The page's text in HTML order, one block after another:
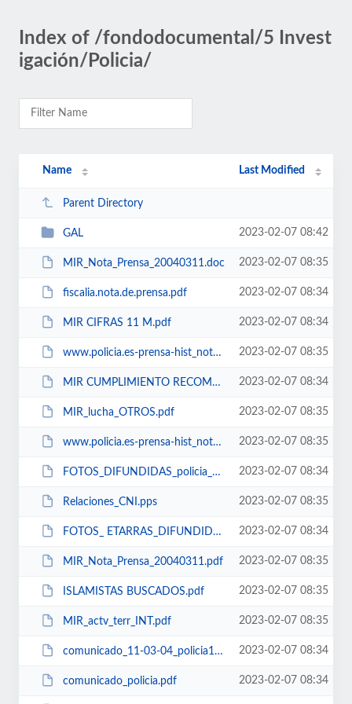
Index of /fondodocumental/5 Invest
igación/Policia/
Name Last Modified
Parent Directory
GAL 2023-02-07 08:42
MIR_Nota_Prensa_20040311.doc 2023-02-07 08:35
fiscalia.nota.de.prensa.pdf 2023-02-07 08:34
MIR CIFRAS 11 M.pdf 2023-02-07 08:34
www.policia.es-prensa-hist_nota_pren-040727_2.pdf 2023-02-07 08:35
MIR CUMPLIMIENTO RECOMENDACIONES.pdf 2023-02-07 08:34
MIR_lucha_OTROS.pdf 2023-02-07 08:35
www.policia.es-prensa-hist_nota_pren-040826_1.pdf 2023-02-07 08:35
FOTOS_DIFUNDIDAS_policia_31-03-2004.pdf 2023-02-07 08:34
Relaciones_CNI.pps 2023-02-07 08:35
FOTOS_ ETARRAS_DIFUNDIDASEMAIL.pdf 2023-02-07 08:34
MIR_Nota_Prensa_20040311.pdf 2023-02-07 08:35
ISLAMISTAS BUSCADOS.pdf 2023-02-07 08:35
MIR_actv_terr_INT.pdf 2023-02-07 08:35
comunicado_11-03-04_policia11m.pdf 2023-02-07 08:34
comunicado_policia.pdf 2023-02-07 08:34